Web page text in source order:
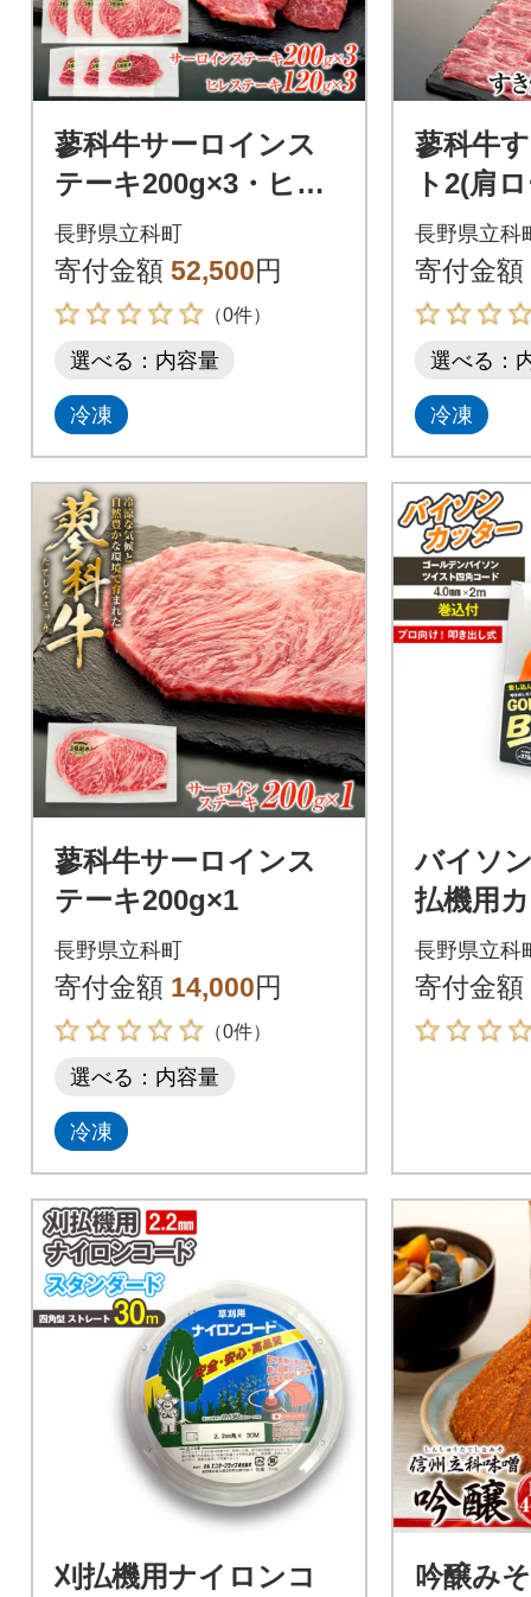
蓼科牛サーロインス
テーキ200g×3・ヒレ
ステーキ120g×3
長野県立科町
寄付金額 52,500円
（0件）
選べる：内容量
冷凍
蓼科牛
ト2(肩
ス・ウ
モモス
長野県立科
寄付金額
選べる：
冷凍
蓼科牛サーロインス
テーキ200g×1
長野県立科町
寄付金額 14,000円
（0件）
選べる：内容量
冷凍
バイソ
払機用
ド)
長野県立科
寄付金額
刈払機用ナイロンコ
吟醸み